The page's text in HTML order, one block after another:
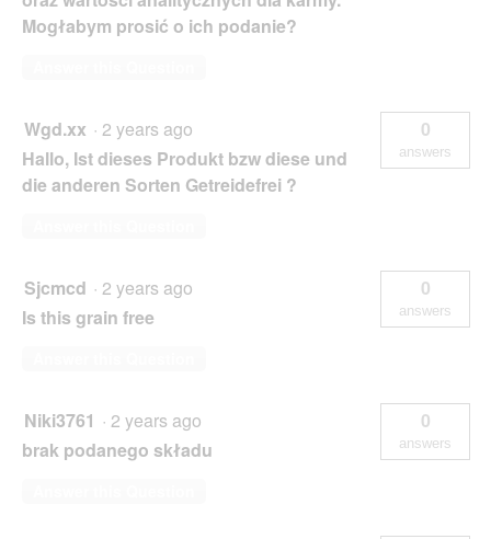
Mogłabym prosić o ich podanie?
Wgd.xx · 2 years ago
Hallo, Ist dieses Produkt bzw diese und
die anderen Sorten Getreidefrei ?
0
answers
Sjcmcd · 2 years ago
Is this grain free
0
answers
Niki3761 · 2 years ago
brak podanego składu
0
answers